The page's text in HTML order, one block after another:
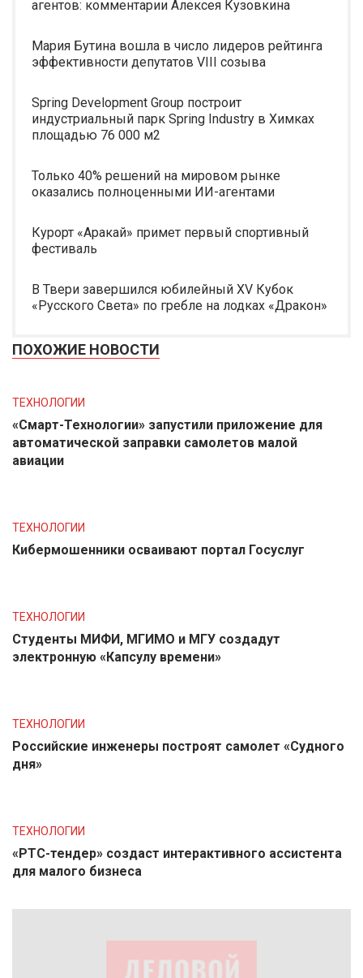
агентов: комментарии Алексея Кузовкина
Мария Бутина вошла в число лидеров рейтинга
эффективности депутатов VIII созыва
Spring Development Group построит
индустриальный парк Spring Industry в Химках
площадью 76 000 м2
Только 40% решений на мировом рынке
оказались полноценными ИИ-агентами
Курорт «Аракай» примет первый спортивный
фестиваль
В Твери завершился юбилейный XV Кубок
«Русского Света» по гребле на лодках «Дракон»
ПОХОЖИЕ НОВОСТИ
ТЕХНОЛОГИИ
«Смарт-Технологии» запустили приложение для
автоматической заправки самолетов малой
авиации
ТЕХНОЛОГИИ
Кибермошенники осваивают портал Госуслуг
ТЕХНОЛОГИИ
Студенты МИФИ, МГИМО и МГУ создадут
электронную «Капсулу времени»
ТЕХНОЛОГИИ
Российские инженеры построят самолет «Судного
дня»
ТЕХНОЛОГИИ
«РТС-тендер» создаст интерактивного ассистента
для малого бизнеса